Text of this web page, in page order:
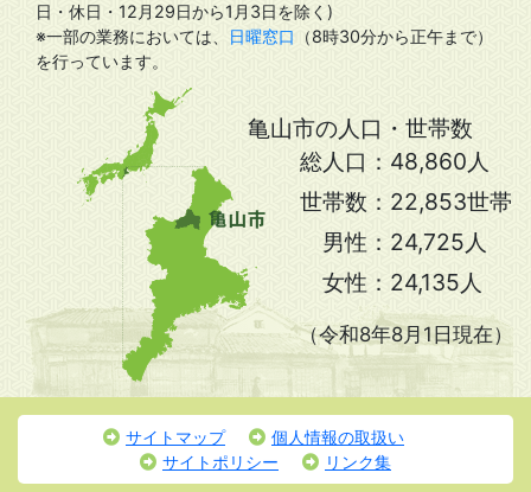
日・休日・12月29日から1月3日を除く)
※一部の業務においては、
日曜窓口
（8時30分から正午まで）
を行っています。
亀山市の人口・世帯数
総人口： 48,860人
世帯数： 22,853世帯
男性： 24,725人
女性： 24,135人
（令和8年8月1日現在）
サイトマップ
個人情報の取扱い
サイトポリシー
リンク集